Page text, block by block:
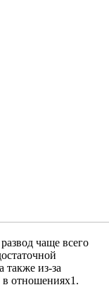
чаще всего
также из-за
в отношениях1.